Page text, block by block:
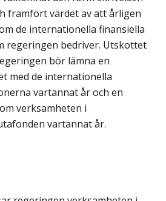
framfört värdet av att årligen
de internationella finansiella
regeringen bedriver. Utskottet
bör lämna en
med de internationella
vartannat år och en
verksamheten i
vartannat år.